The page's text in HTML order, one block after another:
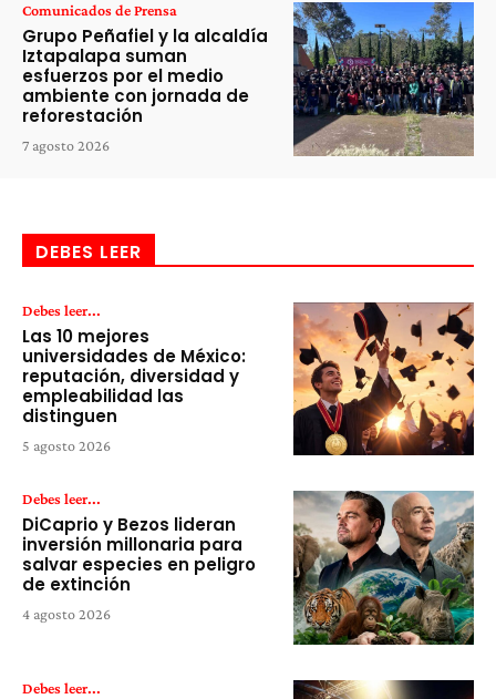
Comunicados de Prensa
Grupo Peñafiel y la alcaldía
Iztapalapa suman
esfuerzos por el medio
ambiente con jornada de
reforestación
7 agosto 2026
DEBES LEER
Debes leer...
Las 10 mejores
universidades de México:
reputación, diversidad y
empleabilidad las
distinguen
5 agosto 2026
Debes leer...
DiCaprio y Bezos lideran
inversión millonaria para
salvar especies en peligro
de extinción
4 agosto 2026
Debes leer...